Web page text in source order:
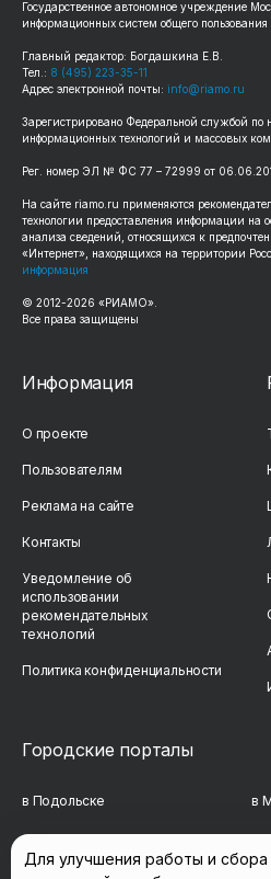
Государственное автономное учреждение
информационных систем общего
Главный редактор: Богдашкина Е.В.
Тел.: 8 (495) 223-35-11
Адрес электронной почты: info@riamo.ru
Зарегистрировано Федеральной службой по
информационных технологий и массовых
Рег. номер ЭЛ № ФС 77 – 72999 от
На сайте riamo.ru применяются
технологии предоставления информации на
анализа сведений, относящихся к
«Интернет», находящихся на территории
информация
© 2012-2026 «РИАМО».
Все права защищены
Информация
О проекте
Пользователям
Реклама на сайте
Контакты
Уведомление об
использовании
рекомендательных
технологий
Политика конфиденциальности
Городские порталы
в Подольске в
Для улучшения работы и сбора